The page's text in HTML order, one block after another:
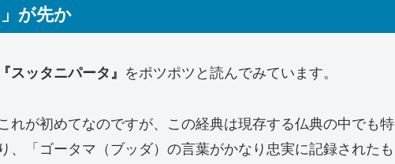
が先か
『スッタニパータ』 をポツポツと読んでみています。
れが初めてなのですが、この経典は現存する仏典の中でも特
、「ゴータマ（ブッダ）の言葉がかなり忠実に記録されたも